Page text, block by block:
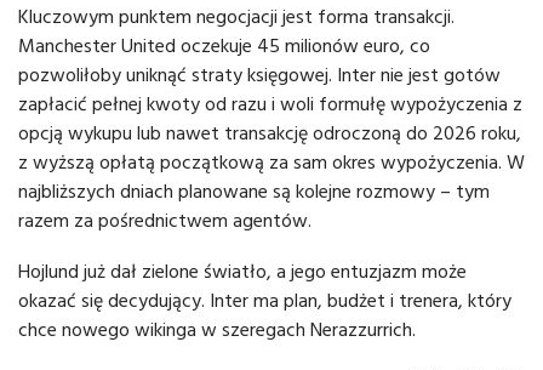
Kluczowym punktem negocjacji jest forma transakcji.
Manchester United oczekuje 45 milionów euro, co
pozwoliłoby uniknąć straty księgowej. Inter nie jest gotów
zapłacić pełnej kwoty od razu i woli formułę wypożyczenia z
opcją wykupu lub nawet transakcję odroczoną do 2026 roku,
z wyższą opłatą początkową za sam okres wypożyczenia. W
najbliższych dniach planowane są kolejne rozmowy – tym
razem za pośrednictwem agentów.
Hojlund już dał zielone światło, a jego entuzjazm może
okazać się decydujący. Inter ma plan, budżet i trenera, który
chce nowego wikinga w szeregach Nerazzurrich.